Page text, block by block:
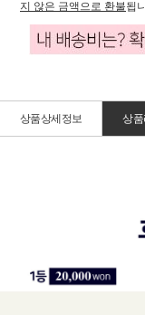
지 않은 금액으로 환불됩
상품상세정보 상